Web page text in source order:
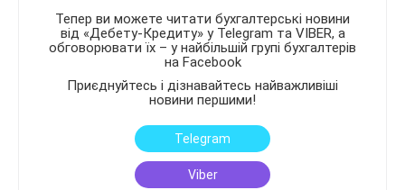
Тепер ви можете читати бухгалтерські новини
від «Дебету-Кредиту» у Telegram та VIBER, а
обговорювати їх – у найбільшій групі бухгалтерів
на Facebook
Приєднуйтесь і дізнавайтесь найважливіші
новини першими!
Telegram
Viber